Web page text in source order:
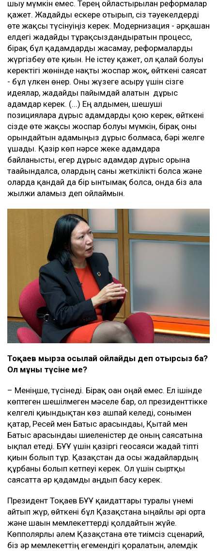
шығу мүмкін емес. Терең ойластырылған реформалар
қажет. Жағдайды ескере отырып, сіз тәуекелдерді
өте жақсы түсінуіңіз керек. Модернизация - әрқашан
елдегі жағдайды тұрақсыздандыратын процесс,
бірақ бұл қадамдарды жасамау, реформаларды
жүргізбеу өте қиын. Не істеу қажет, ол қалай болуы
керектігі жөнінде нақты жоспар жоқ, өйткені саясат
- бұл үлкен өнер. Оны жүзеге асыру үшін сізге
идеялар, жағдайды пайымдай алатын дұрыс
адамдар керек. (...) Ең алдымен, шешуші
позицияларға дұрыс адамдарды қою керек, өйткені
сізде өте жақсы жоспар болуы мүмкін, бірақ оны
орындайтын адамыңыз дұрыс болмаса, бәрі желге
ұшады. Қазір көп нәрсе жеке адамдарға
байланысты, егер дұрыс адамдар дұрыс орынға
тағайындалса, олардың саны жеткілікті болса және
оларда қандай да бір ынтымақ болса, онда біз алға
жылжи аламыз деп ойлаймын.
Тоқаев мырза осылай ойлайды деп отырсыз ба?
Ол мұны түсіне ме?
– Меніңше, түсінеді. Бірақ оған оңай емес. Ел ішінде
көптеген шешілмеген мәселе бар, ол президенттікке
келгелі қиындықтан көз ашпай келеді, сонымен
қатар, Ресей мен Батыс арасындағы, Қытай мен
Батыс арасындағы шиеленістер де оның саясатына
ықпал етеді. БҰҰ үшін қазіргі геосаяси жағдай тіпті
қиын болып тұр. Қазақстан да осы жағдайлардың
құрбаны болып кетпеуі керек. Ол үшін сыртқы
саясатта әр қадамды аңдып басу керек.
Президент Тоқаев БҰҰ қағидаттары туралы үнемі
айтып жүр, өйткені бұл Қазақстанға ыңғайлы әрі орта
және шағын мемлекеттерді қолдайтын жүйе.
Көпполярлы әлем Қазақстанға өте тиімсіз сценарий,
біз әр мемлекеттің егемендігі қорғалатын, әлемдік